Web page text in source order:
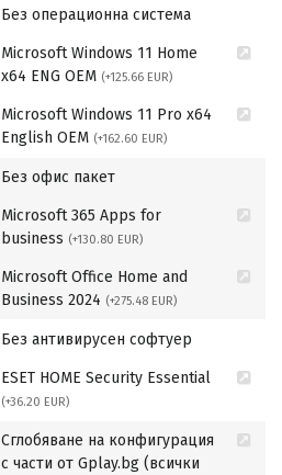
Без операционна система
Microsoft Windows 11 Home
x64 ENG OEM (+125.66 EUR)
Microsoft Windows 11 Pro x64
English OEM (+162.60 EUR)
Без офис пакет
Microsoft 365 Apps for
business (+130.80 EUR)
Microsoft Office Home and
Business 2024 (+275.48 EUR)
Без антивирусен софтуер
ESET HOME Security Essential
(+36.20 EUR)
Сглобяване на конфигурация
с части от Gplay.bg (всички